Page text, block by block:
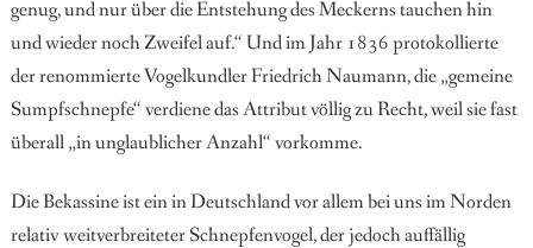
genug, und nur über die Entstehung des Meckerns tauchen hin
und wieder noch Zweifel auf.“ Und im Jahr 1836 protokollierte
der renommierte Vogelkundler Friedrich Naumann, die „gemeine
Sumpfschnepfe“ verdiene das Attribut völlig zu Recht, weil sie fast
überall „in unglaublicher Anzahl“ vorkomme.
Die Bekassine ist ein in Deutschland vor allem bei uns im Norden
relativ weitverbreiteter Schnepfenvogel, der jedoch auffällig